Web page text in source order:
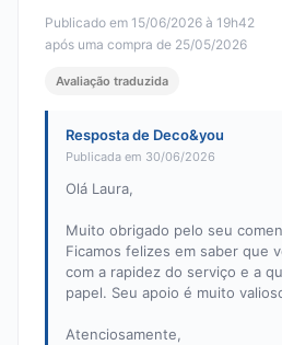
Publicado em 15/06/2026 à 19h42
após uma compra de 25/05/2026
Avaliação traduzida
Resposta de Deco&you
Publicada em 30/06/2026
Olá Laura,
Muito obrigado pelo seu
Ficamos felizes em saber que
com a rapidez do serviço e a
papel. Seu apoio é muito
Atenciosamente,